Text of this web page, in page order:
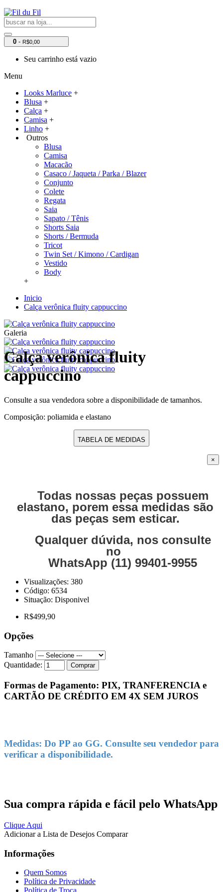
0 - R$0,00
Seu carrinho está vazio
Menu
Looks Marluce +
Blusa +
Calça +
Camisa +
Linho +
Outros
Blusa
Camisa
Macacão
Casaco / Jaqueta / Parka / Blazer
Conjunto
Colete
Regata
Saia
Sapato / Tênis
Shorts Saia
Shorts / Bermuda
Tricot
Twin Set / Kimono / Cardigan
Vestido
Body
+
Inicio
Calça verônica fluity cappuccino
Galeria
Calça verônica fluity
cappuccino
Consulte a sua vendedora sobre a disponibilidade de tamanhos.
Composição: poliamida e elastano
TABELA DE MEDIDAS
×
Todas nossas peças possuem
elastano, porem essa medidas são
das peças sem esticar.
Qualquer dúvida, nos consulte
no
WhatsApp (11) 99401-9955
Visualizações: 380
Código: 6534
Situação: Disponivel
R$499,90
Opções
Tamanho
Quantidade:
Comprar
Formas de Pagamento: PIX, TRANFERENCIA e
CARTÃO DE CRÉDITO EM 4X SEM JUROS
Medidas: Do PP ao GG. Consulte seu vendedor para
verificar a disponibilidade.
Sua compra rápida e fácil pelo WhatsApp
Clique Aqui
Adicionar a Lista de Desejos Comparar
Informações
Quem Somos
Política de Privacidade